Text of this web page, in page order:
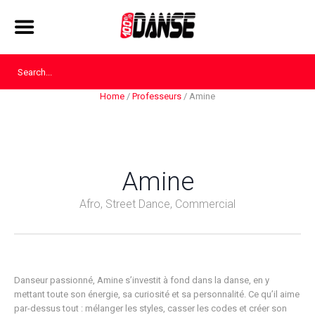
Home / Professeurs / Amine
Amine
Afro, Street Dance, Commercial
Danseur passionné, Amine s’investit à fond dans la danse, en y
mettant toute son énergie, sa curiosité et sa personnalité. Ce qu’il aime
par-dessus tout : mélanger les styles, casser les codes et créer son